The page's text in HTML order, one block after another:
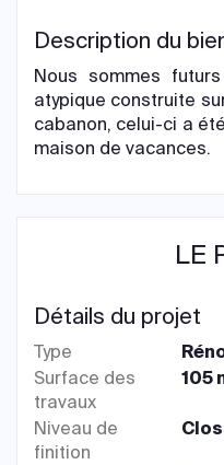
Description du
Nous sommes
atypique construite
cabanon, celui-ci a
maison de vacances.
LE
Détails du projet
Type
Surface des
travaux
105
Niveau de
finition